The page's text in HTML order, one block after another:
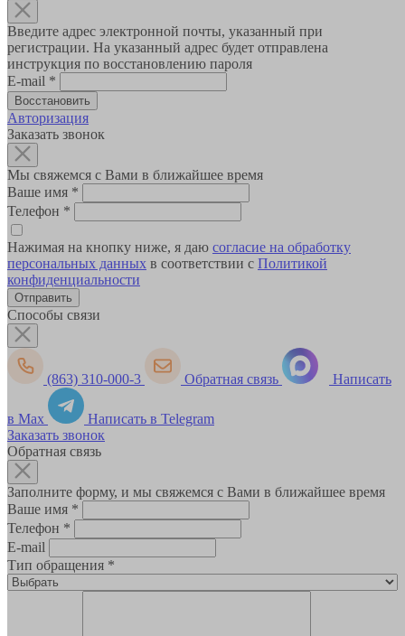
Введите адрес электронной почты, указанный при
регистрации. На указанный адрес будет отправлена
инструкция по восстановлению пароля
E-mail *
Авторизация
Заказать звонок
Мы свяжемся с Вами в ближайшее время
Ваше имя *
Телефон *
Нажимая на кнопку ниже, я даю согласие на обработку
персональных данных в соответствии с Политикой
конфиденциальности
Способы связи
(863) 310-000-3 Обратная связь Написать
в Max
Написать в Telegram
Заказать звонок
Обратная связь
Заполните форму, и мы свяжемся с Вами в ближайшее время
Ваше имя *
Телефон *
E-mail
Тип обращения *